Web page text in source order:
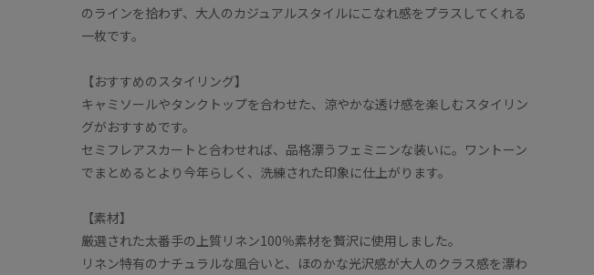
のラインを拾わず、大人のカジュアルスタイルにこなれ感をプラスしてくれる
一枚です。
【おすすめのスタイリング】
キャミソールやタンクトップを合わせた、涼やかな透け感を楽しむスタイリン
グがおすすめです。
セミフレアスカートと合わせれば、品格漂うフェミニンな装いに。ワントーン
でまとめるとより今年らしく、洗練された印象に仕上がります。
【素材】
厳選された太番手の上質リネン100％素材を贅沢に使用しました。
リネン特有のナチュラルな風合いと、ほのかな光沢感が大人のクラス感を漂わ